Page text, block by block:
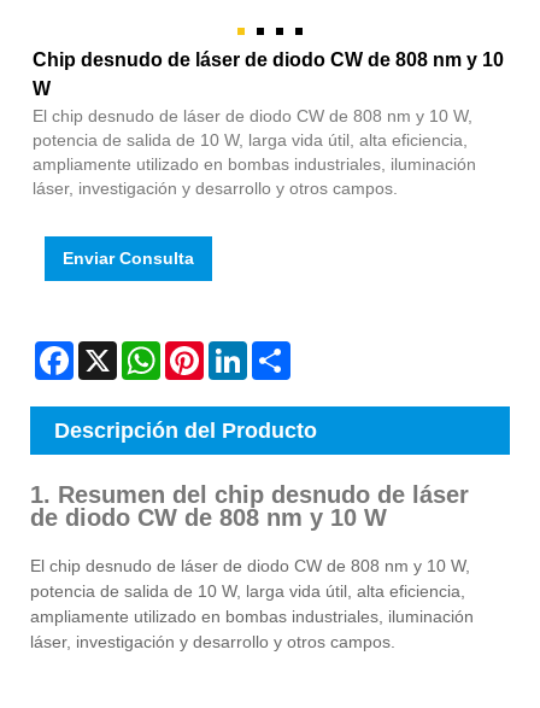
Chip desnudo de láser de diodo CW de 808 nm y 10
W
El chip desnudo de láser de diodo CW de 808 nm y 10 W,
potencia de salida de 10 W, larga vida útil, alta eficiencia,
ampliamente utilizado en bombas industriales, iluminación
láser, investigación y desarrollo y otros campos.
Enviar Consulta
Facebook
X WhatsAppPinterestLinkedIn
Descripción del Producto
1. Resumen del chip desnudo de láser
de diodo CW de 808 nm y 10 W
El chip desnudo de láser de diodo CW de 808 nm y 10 W,
potencia de salida de 10 W, larga vida útil, alta eficiencia,
ampliamente utilizado en bombas industriales, iluminación
láser, investigación y desarrollo y otros campos.